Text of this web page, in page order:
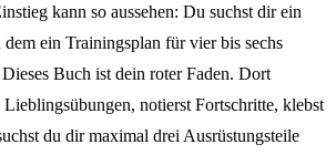
kann so aussehen: Du suchst dir ein
ein Trainingsplan für vier bis sechs
Buch ist dein roter Faden. Dort
notierst Fortschritte, klebst
du dir maximal drei Ausrüstungsteile